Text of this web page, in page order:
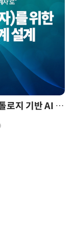
모든 업무 담당자(비개발자)를 위한 온톨로지 기반 AI 지식체계 설계 1-day 워크숍